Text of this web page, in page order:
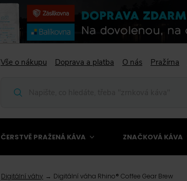
Vše o nákupu Doprava a platba O nás Pražírna
ČERSTVĚ PRAŽENÁ KÁVA ZNAČKOVÁ KÁVA
Digitální váhy Digitální váha Rhino® Coffee Gear Brew